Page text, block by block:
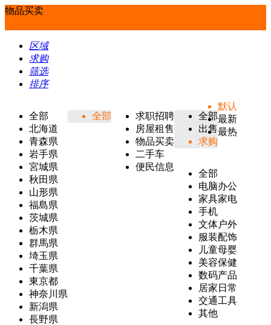
物品买卖
区域
求购
筛选
排序
全部
北海道
青森県
岩手県
宮城県
秋田県
山形県
福島県
茨城県
栃木県
群馬県
埼玉県
千葉県
東京都
神奈川県
新潟県
長野県
全部
求职招聘
房屋租售
物品买卖
二手车
便民信息
全部
出售
求购
全部
电脑办公
家具家电
手机
文体户外
服装配饰
儿童母婴
美容保健
数码产品
居家日常
交通工具
其他
默认
最新
最热